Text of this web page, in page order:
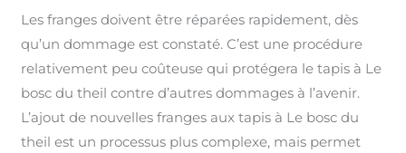
Les franges doivent être réparées rapidement, dès
qu’un dommage est constaté. C’est une procédure
relativement peu coûteuse qui protégera le tapis à Le
bosc du theil contre d’autres dommages à l’avenir.
L’ajout de nouvelles franges aux tapis à Le bosc du
theil est un processus plus complexe, mais permet